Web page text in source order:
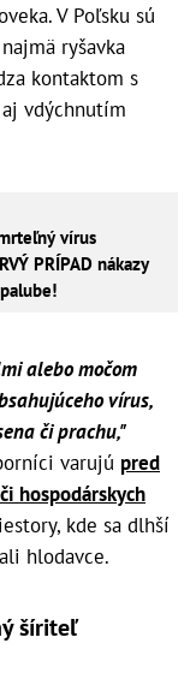
V Poľsku sú
ryšavka
kontaktom s
vdýchnutím
vírus
PRÍPAD nákazy
alebo močom
vírus,
či prachu,"
varujú pred
hospodárskych
kde sa dlhší
hlodavce.
šíriteľ